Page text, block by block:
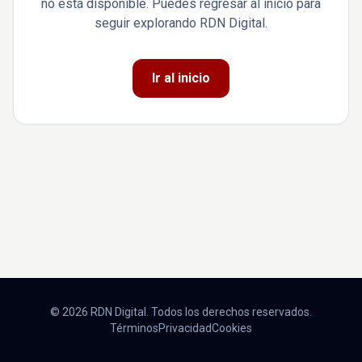
no está disponible. Puedes regresar al inicio para
seguir explorando RDN Digital.
Ir al inicio
© 2026 RDN Digital. Todos los derechos reservados.
TérminosPrivacidadCookies